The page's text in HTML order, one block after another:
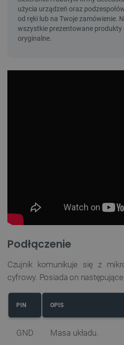
Podłączenie
Czujnik komunikuje się z
cyfrowy. Posiada on
PIN OPIS
GND Masa układu.